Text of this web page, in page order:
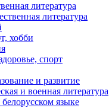
литература
литература
хобби
спорт
и развитие
и военная литература
языке